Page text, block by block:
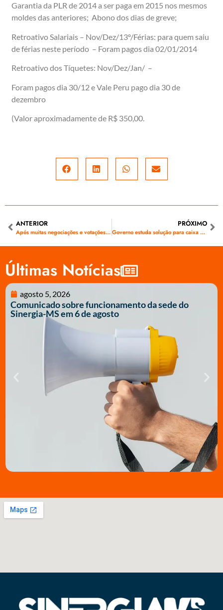
Garantia da PLR de 2014 a ser paga em 2015 nos mesmos
moldes das anteriores; Abono dos dias de greve;
Retroativo Salariais – Nov/Dez/13º/Férias: para quem saiu
de férias neste período – Foram pagos dia 02/01/2014
Retroativo dos Tíquetes: Nov/Dez/Jan/ –
Foram pagos dia 30/12 e Vale Peru pago dia 30 de
dezembro
(Valor aproximadamente de R$ 350,00.
ANTERIOR
Após muitas negociações e votações, inclusive com voto secreto que deu empate, trabalhadores aprovam
PRÓXIMO
Governo estuda solução para caixa de distribuidoras até julho de 2015, afirma Zimmermann
Últimas Notícias
agosto 5, 2026
Comunicado sobre funcionamento da sede do
Sinergia-MS em 6 de agosto